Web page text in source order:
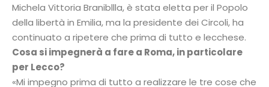
Michela Vittoria Branibllla, è stata eletta per il Popolo
della libertà in Emilia, ma la presidente dei Circoli, ha
continuato a ripetere che prima di tutto e lecchese.
Cosa si impegnerà a fare a Roma, in particolare
per Lecco?
«Mi impegno prima di tutto a realizzare le tre cose che